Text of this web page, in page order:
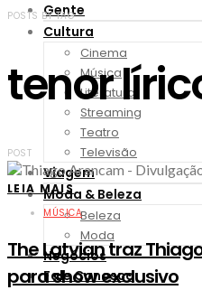
Gente
Cultura
Cinema
Música
Literatura
Streaming
Teatro
Televisão
Viagem
Moda & Beleza
Beleza
Moda
Negócios
Fale Conosco
POSTS BY TAG
tenor
POST
LEIA MAIS
MÚSICA
The Latvian traz
para show exclusivo